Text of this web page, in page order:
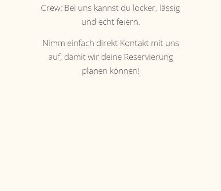
Crew: Bei uns kannst du locker, lässig
und echt feiern.
Nimm einfach direkt Kontakt mit uns
auf, damit wir deine Reservierung
planen können!